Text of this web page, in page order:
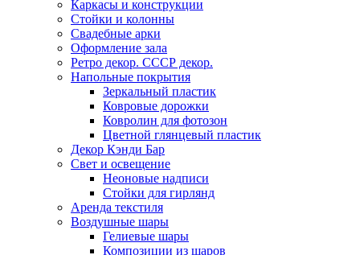
Каркасы и конструкции
Стойки и колонны
Свадебные арки
Оформление зала
Ретро декор. СССР декор.
Напольные покрытия
Зеркальный пластик
Ковровые дорожки
Ковролин для фотозон
Цветной глянцевый пластик
Декор Кэнди Бар
Свет и освещение
Неоновые надписи
Стойки для гирлянд
Аренда текстиля
Воздушные шары
Гелиевые шары
Композиции из шаров